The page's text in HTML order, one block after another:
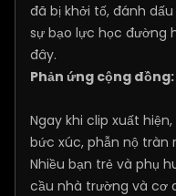
đã bị khởi tố, đánh
sự bạo lực học đường
đây.
Phản ứng cộng đồng:
Ngay khi clip xuất
bức xúc, phẫn nộ tràn
Nhiều bạn trẻ và phụ
cầu nhà trường và cơ